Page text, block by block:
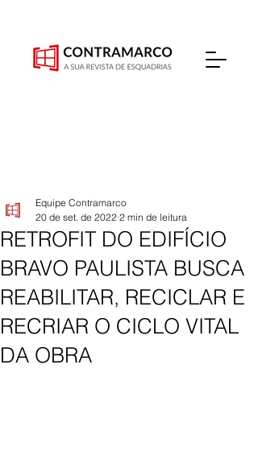
RETROFIT DO EDIFÍCIO
BRAVO PAULISTA BUSCA
REABILITAR, RECICLAR E
RECRIAR O CICLO VITAL
DA OBRA
Equipe Contramarco
20 de set. de 2022 2 min de leitura